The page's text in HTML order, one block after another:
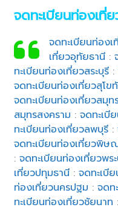
จดทะเบียนท่องเที่
จดทะเบียนท่อง
เที่ยวอุทัยธานี:
ทะเบียนท่องเที่ยวสระบุรี :
จดทะเบียนท่องเที่ยวสุโข
จดทะเบียนท่องเที่ยวสมุท
สมุทรสงคราม :จดทะเบี
ทะเบียนท่องเที่ยวลพบุรี :
จดทะเบียนท่องเที่ยวพิษ
:จดทะเบียนท่องเที่ยวพร
เที่ยวปทุมธานี :จดทะเบี
ท่องเที่ยวนครปฐม :จดท
ทะเบียนท่องเที่ยวชัยนาท